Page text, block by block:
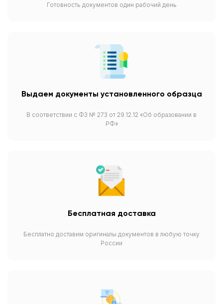
Готовность документов один рабочий день
Выдаем документы установленного образца
В соответствии с ФЗ № 273 от 29.12.12 «Об образовании в
РФ»
Бесплатная доставка
Бесплатно доставим оригиналы документов в любую точку
России